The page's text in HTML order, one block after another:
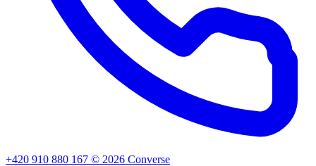
+420 910 880 167 © 2026 Converse